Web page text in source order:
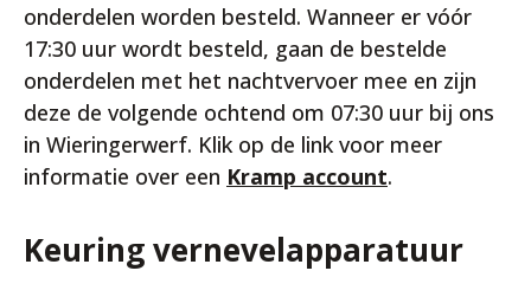
onderdelen worden besteld. Wanneer er vóór
17:30 uur wordt besteld, gaan de bestelde
onderdelen met het nachtvervoer mee en zijn
deze de volgende ochtend om 07:30 uur bij ons
in Wieringerwerf. Klik op de link voor meer
informatie over een Kramp account.
Keuring vernevelapparatuur